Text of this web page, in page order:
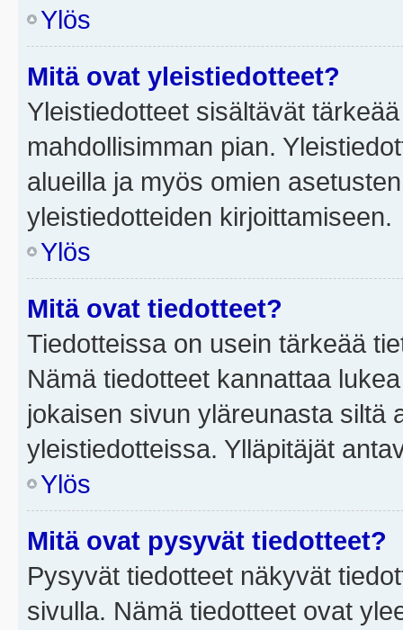
Ylös
Mitä ovat yleistiedotteet?
Yleistiedotteet sisältävät
mahdollisimman pian.
alueilla ja myös omien
yleistiedotteiden kirjoittamiseen.
Ylös
Mitä ovat tiedotteet?
Tiedotteissa on usein tärkeää
Nämä tiedotteet kannattaa
jokaisen sivun yläreunasta siltä
yleistiedotteissa. Ylläpitäjät
Ylös
Mitä ovat pysyvät tiedotteet?
Pysyvät tiedotteet näkyvät
sivulla. Nämä tiedotteet ovat